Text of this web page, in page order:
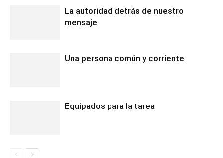
La autoridad detrás de nuestro
mensaje
Una persona común y corriente
Equipados para la tarea